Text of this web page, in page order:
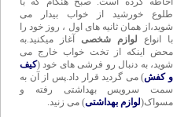
با انواعلوازم شخصیآغاز میکنید.به
محض اینکه از تخت خواب خارج می
شوید، به دنبال رو فرشی های خود (کیف
و کفش) می گردید قرار داد.پس از آن به
سمت سرویس بهداشتی رفته و
مسواک(لوازم بهداشتی) می زنید.